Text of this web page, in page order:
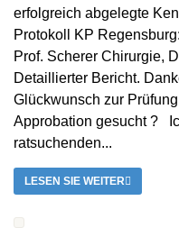
erfolgreich abgelegte
Protokoll KP
Prof. Scherer Chirurgie,
Detaillierter Bericht.
Glückwunsch zur
Approbation gesucht ?
ratsuchenden...
LESEN SIE WEITER